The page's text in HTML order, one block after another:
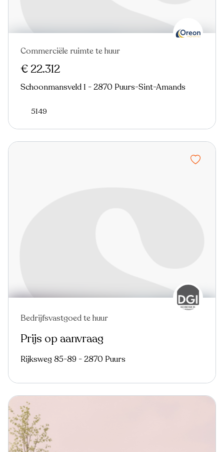
Commerciële ruimte te huur
€ 22.312
Schoonmansveld 1 - 2870 Puurs-Sint-Amands
5149
Bedrijfsvastgoed te huur
Prijs op aanvraag
Rijksweg 85-89 - 2870 Puurs